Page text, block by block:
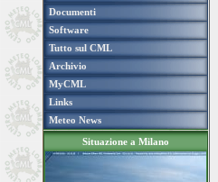
Documenti
Software
Tutto sul CML
Archivio
MyCML
Links
Meteo News
Situazione a Milano